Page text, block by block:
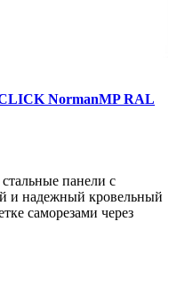
NormanMP RAL
панели с
и надежный кровельный
саморезами через